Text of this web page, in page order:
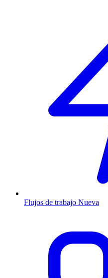
Flujos de trabajo Nueva